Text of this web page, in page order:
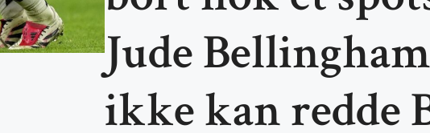
Jude
ikke kan redde